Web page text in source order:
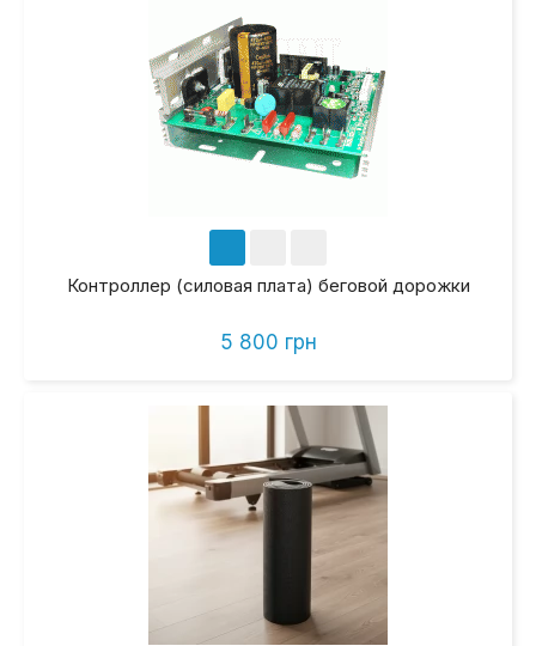
Контроллер (силовая плата) беговой дорожки
5 800 грн